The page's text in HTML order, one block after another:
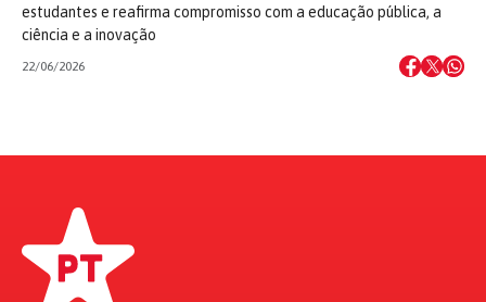
estudantes e reafirma compromisso com a educação pública, a
ciência e a inovação
22/06/2026